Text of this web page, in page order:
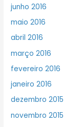
junho 2016
maio 2016
abril 2016
março 2016
fevereiro 2016
janeiro 2016
dezembro 2015
novembro 2015